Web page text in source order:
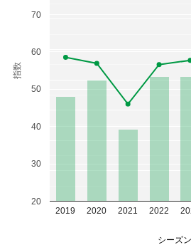
2019 2020 2021 2022
20
30
40
50
60
70
シーズン
指数